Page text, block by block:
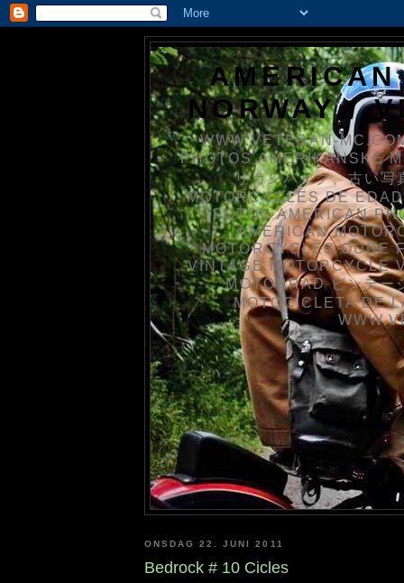
NORWAY /
WWW.VETERAN-
PHOTOS AMERIKANSKE
リカンバイク、古い
MOTORCYCLES DE
FOTOS AMERICAN
AMERICAN
MOTORCYCLES OUDE
VINTAGE MOTORCYCLE
MOTORRAD ビンテ
MOTOCICLETA DE
ONSDAG 22. JUNI 2011
Bedrock # 10 Cicles